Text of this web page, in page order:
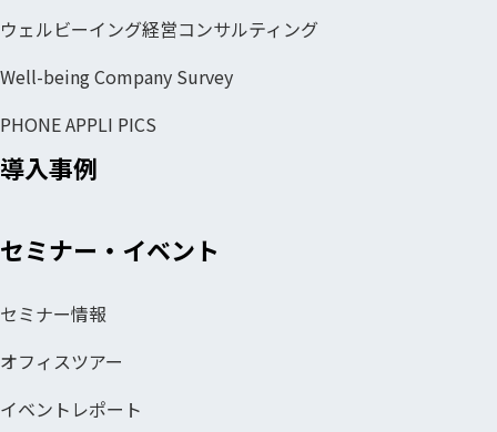
ウェルビーイング経営コンサルティング
Well-being Company Survey
PHONE APPLI PICS
導入事例
セミナー・イベント
セミナー情報
オフィスツアー
イベントレポート